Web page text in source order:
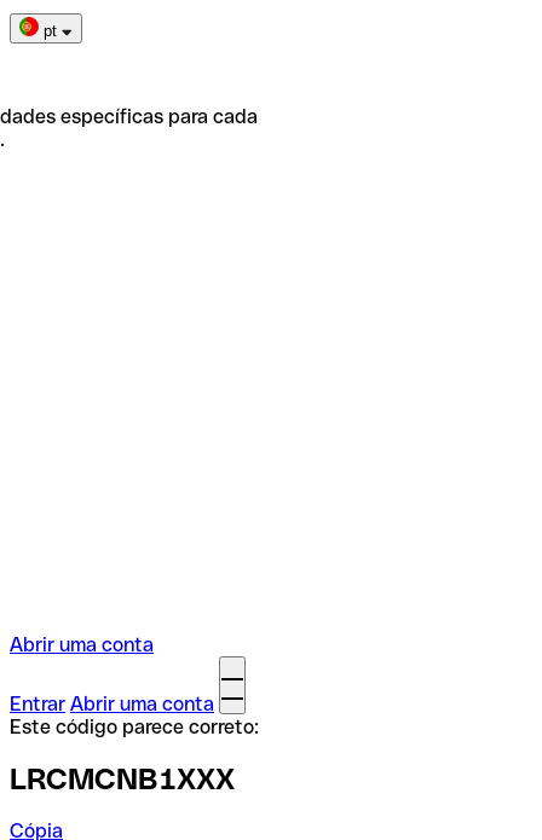
pt
específicas para cada
Abrir uma conta
Entrar Abrir uma conta
Este código parece correto:
LRCMCNB1XXX
Cópia